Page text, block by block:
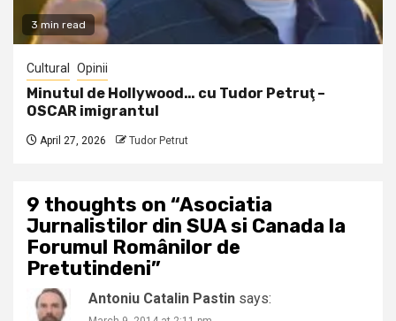
3 min read
Cultural Opinii
Minutul de Hollywood… cu Tudor Petruţ –
OSCAR imigrantul
April 27, 2026 Tudor Petrut
9 thoughts on “Asociatia
Jurnalistilor din SUA si Canada la
Forumul Românilor de
Pretutindeni”
Antoniu Catalin Pastin says: